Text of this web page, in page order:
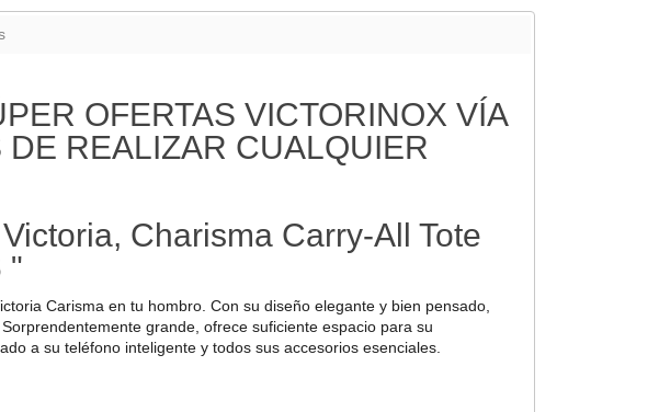
OFERTAS VICTORINOX VÍA
REALIZAR CUALQUIER
Charisma Carry-All Tote
"
Carisma en tu hombro. Con su diseño elegante y bien pensado,
grande, ofrece suficiente espacio para su
a su teléfono inteligente y todos sus accesorios esenciales.